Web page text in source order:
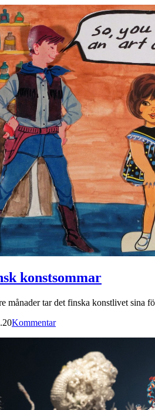
konstsommar
månader tar det finska konstlivet sina
Kommentar